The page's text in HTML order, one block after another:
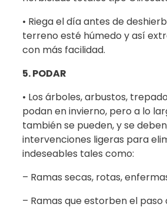
• Riega el día antes de
terreno esté húmedo y así
con más facilidad.
5. PODAR
• Los árboles, arbustos,
podan en invierno, pero a lo
también se pueden, y se
intervenciones ligeras para
indeseables tales como:
– Ramas secas, rotas,
– Ramas que estorben el paso